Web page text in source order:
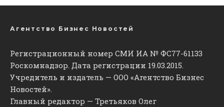
Агентство Бизнес Новостей
Регистрационный номер СМИ ИА № ФС77-61133
Роскомнадзор. Дата регистрации 19.03.2015.
Учредитель и издатель — ООО «Агентство Бизнес
Новостей».
Главный редактор — Третьяков Олег